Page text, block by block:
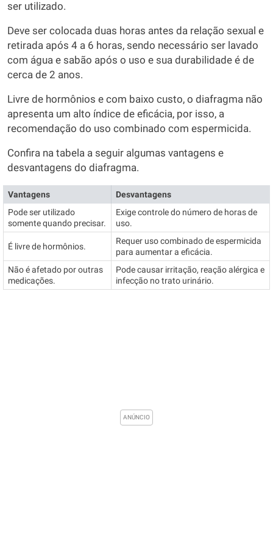
ser utilizado.
Deve ser colocada duas horas antes da relação sexual e
retirada após 4 a 6 horas, sendo necessário ser lavado
com água e sabão após o uso e sua durabilidade é de
cerca de 2 anos.
Livre de hormônios e com baixo custo, o diafragma não
apresenta um alto índice de eficácia, por isso, a
recomendação do uso combinado com espermicida.
Confira na tabela a seguir algumas vantagens e
desvantagens do diafragma.
Vantagens
Desvantagens
Pode ser utilizado
somente quando precisar.
Exige controle do número de horas de
uso.
É livre de hormônios.
Requer uso combinado de espermicida
para aumentar a eficácia.
Não é afetado por outras
medicações.
Pode causar irritação, reação alérgica e
infecção no trato urinário.